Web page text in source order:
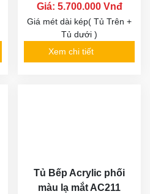
Giá: 5.700.000 Vnđ
Giá mét dài kép( Tủ Trên +
Tủ dưới )
Xem chi tiết
Tủ Bếp Acrylic phối
màu lạ mắt AC211